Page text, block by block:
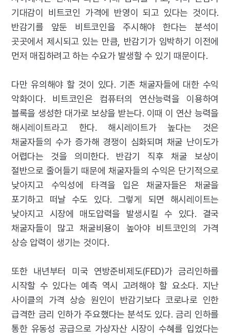
기대감이 비트코인 가격에 반영이 되고 있다는 것이다.
반감기를 앞둔 비트코인을 주시해야 한다는 분석이
곳곳에서 제시되고 있는 만큼, 반감기가 임박하기 이전에
먼저 매집하려고 하는 수요가 발생할 수 있기 때문이다.
다만 유의해야 할 것이 있다. 기존 채굴자들에 대한 수익
악화이다. 비트코인은 컴퓨터의 연산능력을 이용하여
블록을 생성한 대가로 보상을 받는다. 이때 이 연산 능력을
해시레이트라고 한다. 해시레이트가 높다는 것은
채굴자들의 수가 증가해 경쟁이 심화되며 채굴 난이도가
어렵다는 것을 의미한다. 반감기 직후 채굴 보상이
절반으로 줄어들기 때문에 채굴자들의 수익은 단기적으로
낮아지고 수익성에 타격을 입은 채굴자들은 채굴을
포기하고 떠날 수도 있다. 그렇게 되면 해시레이트는
낮아지고 시장에 매도압력을 발생시킬 수 있다. 결국
채굴자들이 많고 채굴비용이 높아야 비트코인의 가격
상승 압력이 생기는 것이다.
또한 내년부터 미국 연방준비제도(FED)가 금리인하를
시작할 수 있다는 예측 역시 고려해야 할 요소다. 지난
사이클의 가격 상승 원인이 반감기보다 코로나로 인한
급격한 금리 인하가 주요했다는 분석도 있다. 금리 인하를
통한 유동성 공급으로 가상자산 시장이 수혜를 입었다는